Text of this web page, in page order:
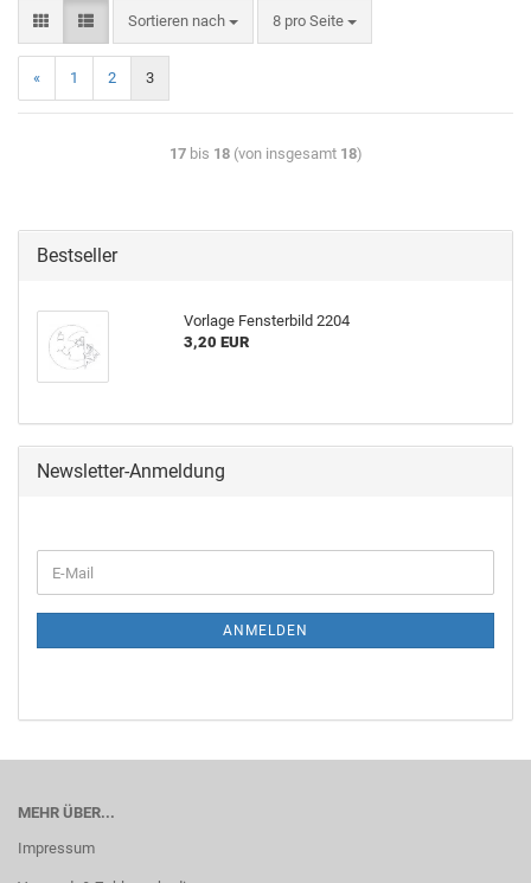
Sortieren nach 8 pro Seite
« 1 2 3
17bis 18(von insgesamt 18)
Bestseller
Vorlage Fensterbild 2204
3,20 EUR
Newsletter-Anmeldung
ANMELDEN
MEHR ÜBER...
Impressum